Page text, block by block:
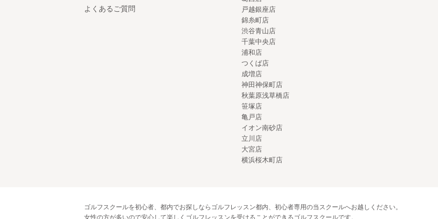
よくあるご質問
戸越銀座店
錦糸町店
渋谷青山店
千葉中央店
浦和店
つくば店
成増店
神田神保町店
秋葉原浅草橋店
笹塚店
亀戸店
イオン南砂店
立川店
大宮店
横浜桜木町店
ゴルフスクールを初心者、都内でお探しならゴルフレッスン都内、初心者専用の当スクールへお越しください。
女性の方が多いので安心して楽しくゴルフレッスンを受けることができるゴルフスクールです。